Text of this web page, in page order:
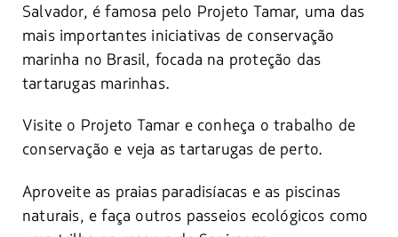
Salvador, é famosa pelo Projeto Tamar, uma das
mais importantes iniciativas de conservação
marinha no Brasil, focada na proteção das
tartarugas marinhas.
Visite o Projeto Tamar e conheça o trabalho de
conservação e veja as tartarugas de perto.
Aproveite as praias paradisíacas e as piscinas
naturais, e faça outros passeios ecológicos como